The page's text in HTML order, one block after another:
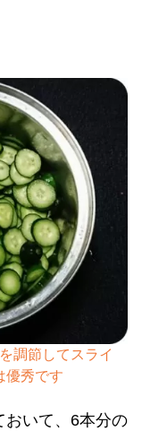
調節してスライ
優秀です
いて、6本分の